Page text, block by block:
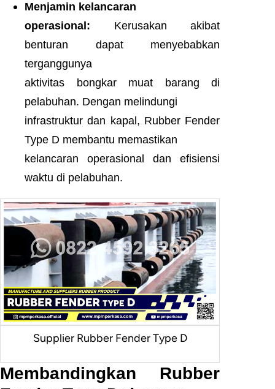
Menjamin kelancaran
operasional: Kerusakan akibat
benturan dapat menyebabkan
terganggunya
aktivitas bongkar muat barang di
pelabuhan. Dengan melindungi
infrastruktur dan kapal, Rubber Fender
Type D membantu memastikan
kelancaran operasional dan efisiensi
waktu di pelabuhan.
Supplier Rubber Fender Type D
Membandingkan Rubber